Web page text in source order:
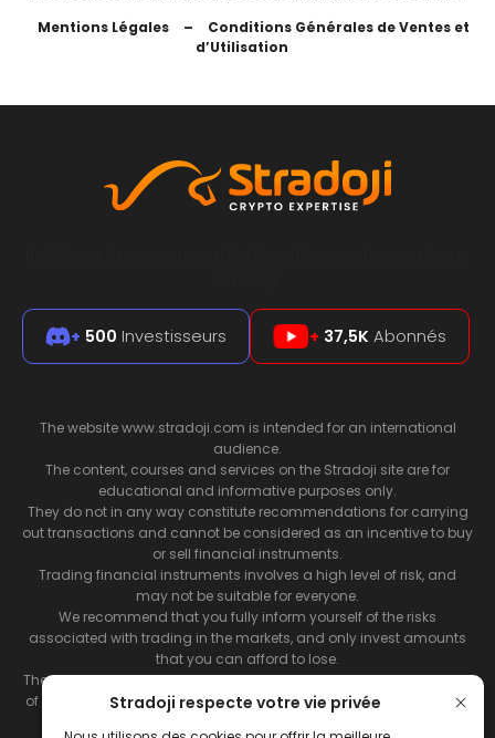
Stradoji respecte votre vie privée
Mentions Légales
–
Conditions Générales de Ventes et
d’Utilisation
+ 500 Investisseurs + 37,5K Abonnés
The website www.stradoji.com is intended for an international
audience.
The content, courses and services on the Stradoji site are for
educational and informative purposes only.
They do not in any way constitute recommendations for carrying
out transactions and cannot be considered as an incentive to buy
or sell financial instruments.
Trading financial instruments involves a high level of risk, and
may not be suitable for everyone.
We recommend that you fully inform yourself of the risks
associated with trading in the markets, and only invest amounts
that you can afford to lose.
The Stradoji site does not guarantee the results or the performance
of products based on the information contained on its site and its